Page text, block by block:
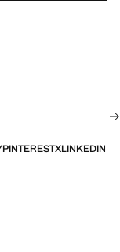
PINTERESTXLINKEDIN